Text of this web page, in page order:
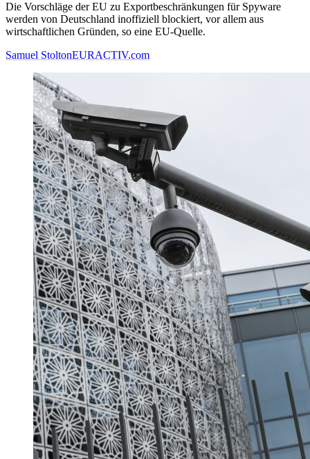
Die Vorschläge der EU zu Exportbeschränkungen für Spyware
werden von Deutschland inoffiziell blockiert, vor allem aus
wirtschaftlichen Gründen, so eine EU-Quelle.
Samuel StoltonEURACTIV.com